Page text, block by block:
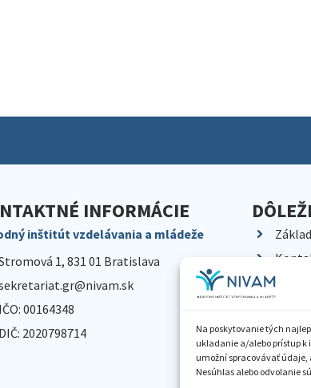
Na poskytovanie tých
ukladanie a/alebo prístup
umožní spracovávať údaje,
Nesúhlas alebo odvolanie
INFORMÁCIE
inštitút vzdelávania a mládeže
1, 831 01 Bratislava
IČO: 00164348
DIČ: 2020798714
Kariéra